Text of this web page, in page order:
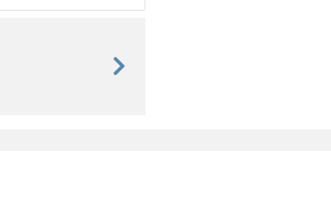
weiter blättern